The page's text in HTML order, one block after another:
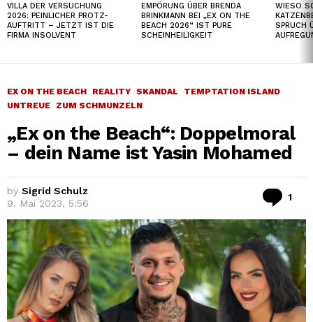
VILLA DER VERSUCHUNG
2026: PEINLICHER PROTZ-
AUFTRITT – JETZT IST DIE
FIRMA INSOLVENT
EMPÖRUNG ÜBER BRENDA
BRINKMANN BEI „EX ON THE
BEACH 2026“ IST PURE
SCHEINHEILIGKEIT
WIESO
SPRUCH
EX ON THE BEACH REALITY SKANDAL
TEMPTATION ISLAND
UNTREUE
ZUM SCHMUNZELN
„Ex on the Beach“: Doppelmoral
– dein Name ist Yasin Mohamed
by Sigrid Schulz
9. Mai 2023, 5:56
1